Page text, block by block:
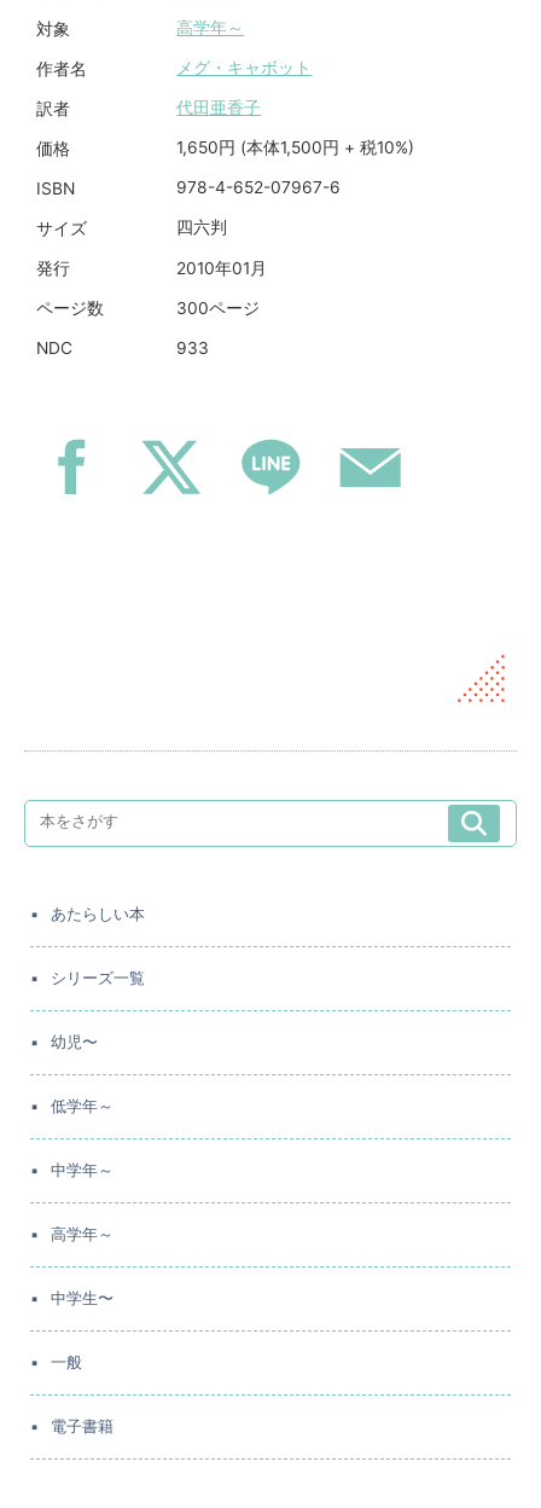
対象 高学年～
作者名 メグ・キャボット
訳者 代田亜香子
価格 1,650円 (本体1,500円 + 税10%)
ISBN 978-4-652-07967-6
サイズ 四六判
発行 2010年01月
ページ数 300ページ
NDC 933
あたらしい本
シリーズ一覧
幼児〜
低学年～
中学年～
高学年～
中学生〜
一般
電子書籍